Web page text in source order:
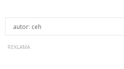
autor: ceh